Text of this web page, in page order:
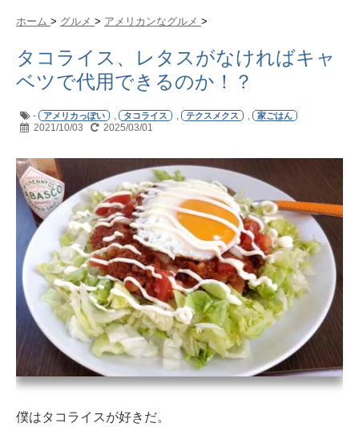
ホーム > グルメ > アメリカンなグルメ >
タコライス、レタスがなければキャ
ベツで代用できるのか！？
- アメリカっぽい , タコライス , テクスメクス , 家ごはん
2021/10/03 2025/03/01
僕はタコライスが好きだ。